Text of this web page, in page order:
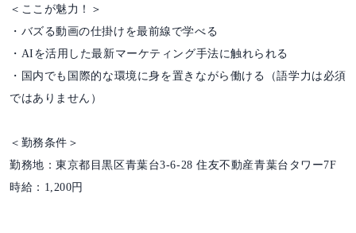
＜ここが魅力！＞
・バズる動画の仕掛けを最前線で学べる
・AIを活用した最新マーケティング手法に触れられる
・国内でも国際的な環境に身を置きながら働ける（語学力は必須
ではありません）
＜勤務条件＞
勤務地：東京都目黒区青葉台3-6-28 住友不動産青葉台タワー7F
時給：1,200円